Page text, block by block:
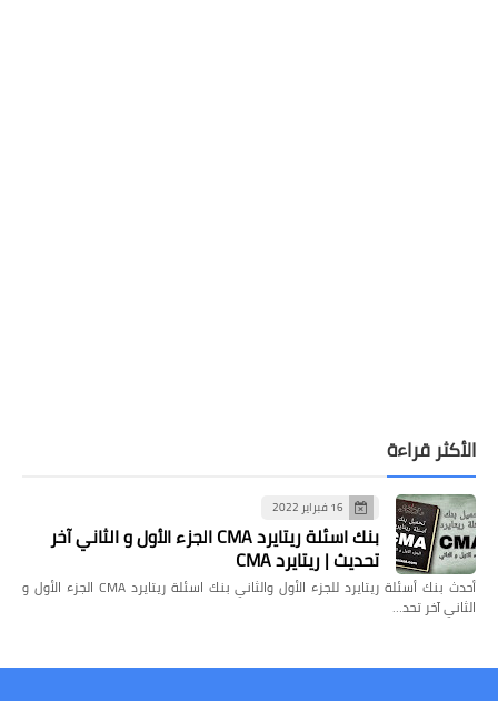
الأكثر قراءة
16 فبراير 2022
بنك اسئلة ريتايرد CMA الجزء الأول و الثاني آخر
تحديث | ريتايرد CMA
أحدث بنك أسئلة ريتايرد للجزء الأول والثاني بنك اسئلة ريتايرد CMA الجزء الأول و
الثاني آخر تحد…